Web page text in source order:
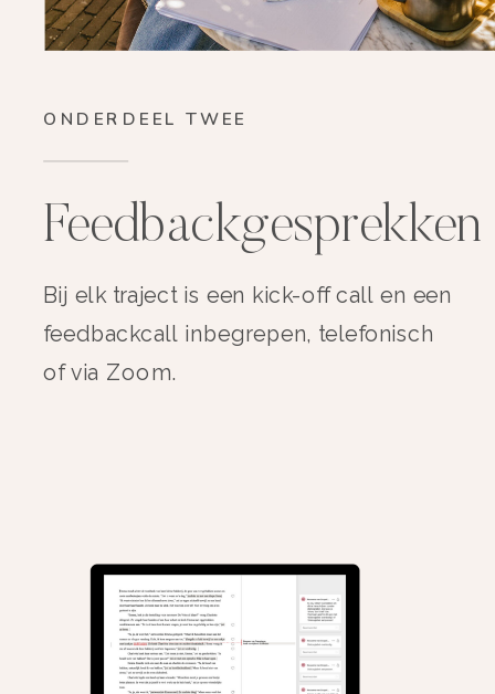
Bij elk traject is een kick-off call en een
feedbackcall inbegrepen, telefonisch
of via Zoom.
Feedbackgesprekken
ONDERDEEL TWEE